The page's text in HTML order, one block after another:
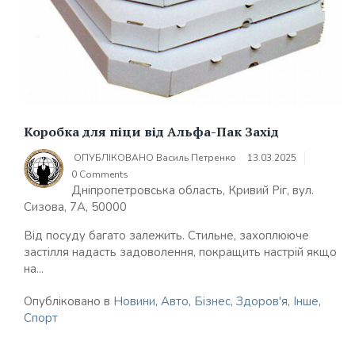
Коробка для піци від Альфа-Пак Захід
ОПУБЛІКОВАНО Василь Петренко
13.03.2025
0 Comments
Дніпропетровська область, Кривий Ріг, вул.
Сизова, 7А, 50000
Від посуду багато залежить. Стильне, захоплююче
застілля надасть задоволення, покращить настрій якщо
на...
Опубліковано в Новини, Авто, Бізнес, Здоров'я, Інше,
Спорт